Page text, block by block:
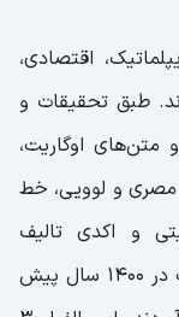
اقتصادی،
طبق تحقیقات و
متن‌های اوگاریت،
مصری و لوویی، خط
و اکدی تالیف
شده‌اند. کاتبان بزرگ و مشهور شهر اوگاریت در 1400 سال پیش